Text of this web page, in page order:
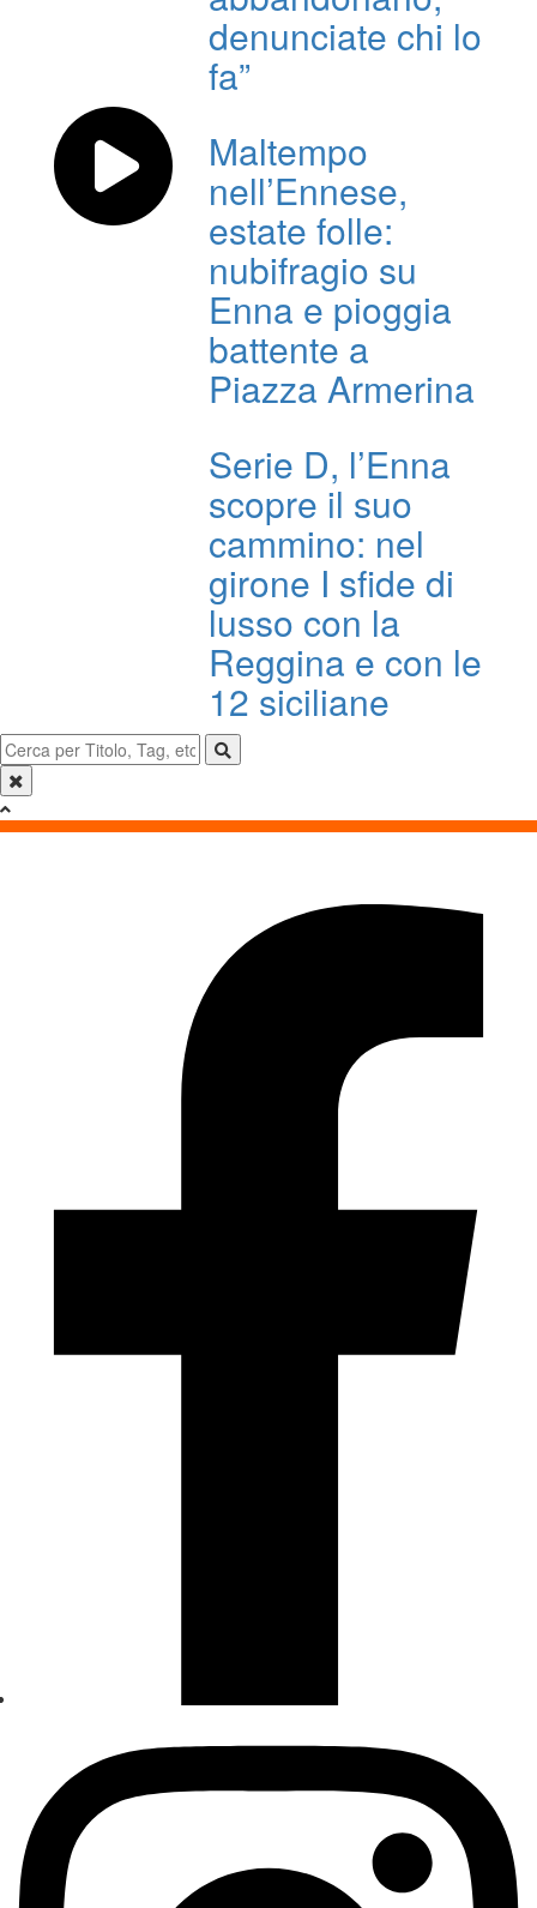
denunciate chi lo
fa”
Maltempo
nell’Ennese,
estate folle:
nubifragio su
Enna e pioggia
battente a
Piazza Armerina
Serie D, l’Enna
scopre il suo
cammino: nel
girone I sfide di
lusso con la
Reggina e con le
12 siciliane